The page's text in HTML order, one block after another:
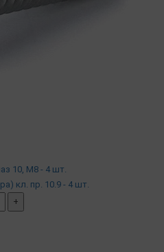
10, М8 - 4 шт.
кл. пр. 10.9 - 4 шт.
+